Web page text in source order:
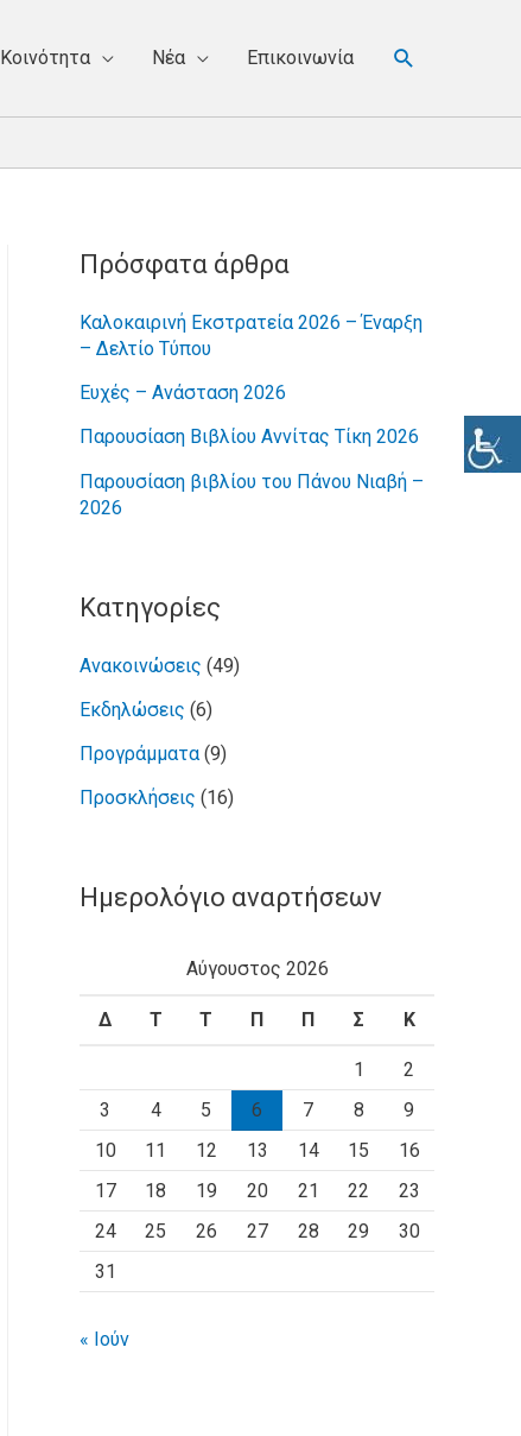
Κοινότητα Νέα Επικοινωνία
Πρόσφατα άρθρα
Καλοκαιρινή Εκστρατεία 2026 – Έναρξη
– Δελτίο Τύπου
Ευχές – Ανάσταση 2026
Παρουσίαση Βιβλίου Αννίτας Τίκη 2026
Παρουσίαση βιβλίου του Πάνου Νιαβή –
2026
Kατηγορίες
Ανακοινώσεις (49)
Εκδηλώσεις (6)
Προγράμματα(9)
Προσκλήσεις (16)
Ημερολόγιο αναρτήσεων
Αύγουστος 2026
Δ Τ Τ Π Π Σ Κ
1
2
3
4 5 6 7 8
9
10
11 12 13 14 15
16
17
18 19 20 21 22
23
24
25 26 27 28 29
30
31
« Ιούν